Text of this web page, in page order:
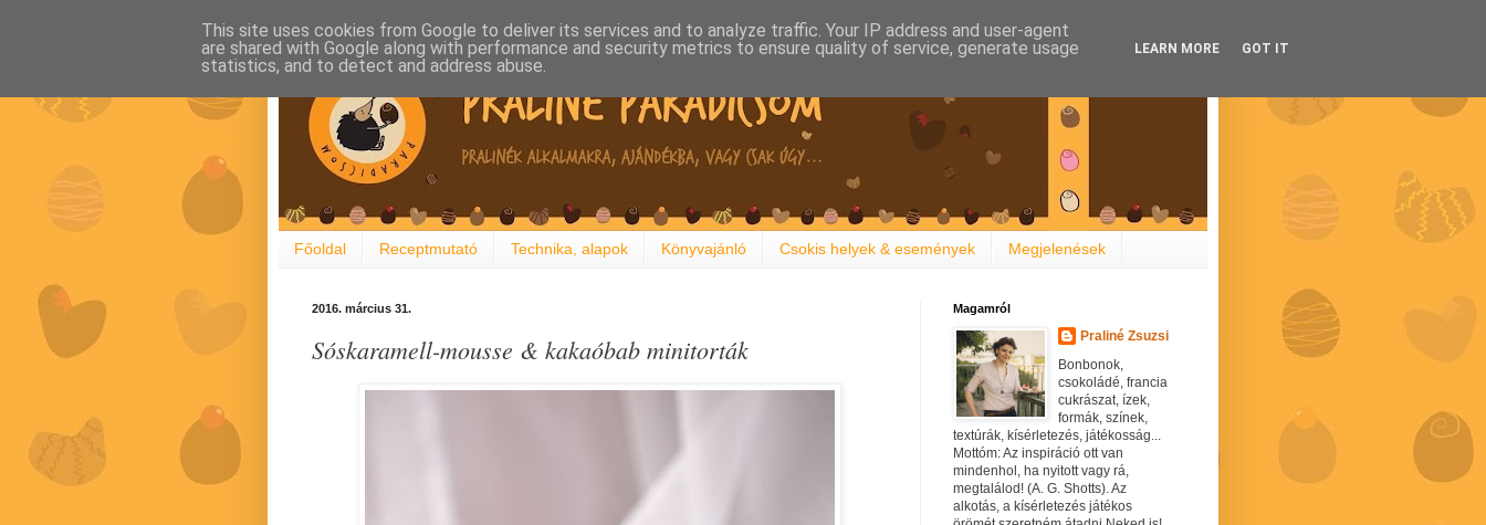
Főoldal Receptmutató Technika, alapok Könyvajánló Csokis helyek & események Megjelenések
2016. március 31.
Sóskaramell-mousse & kakaóbab minitorták
Magamról
Praliné Zsuzsi
Bonbonok,
csokoládé, francia
cukrászat, ízek,
formák, színek,
textúrák, kísérletezés, játékosság...
Mottóm: Az inspiráció ott van
mindenhol, ha nyitott vagy rá,
megtalálod! (A. G. Shotts). Az
alkotás, a kísérletezés játékos
This site uses cookies from Google to deliver its services and to analyze traffic. Your IP address and user-agent
are shared with Google along with performance and security metrics to ensure quality of service, generate usage
statistics, and to detect and address abuse.
LEARN MORE GOT IT